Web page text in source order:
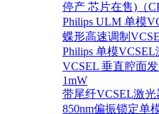
停产 芯片在售)（
Philips ULM 单模
蝶形高速调制
Philips 单模VCSEL
VCSEL 垂直腔面
1mW
带尾纤VCSEL激光
850nm偏振锁定单